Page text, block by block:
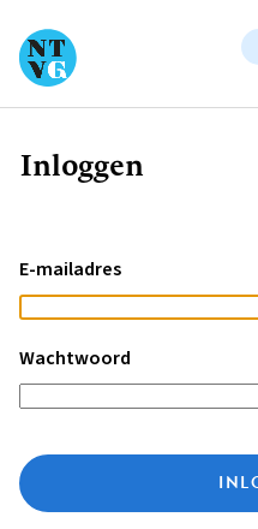
Kruimelpad
Inloggen
E-mailadres
Wachtwoord